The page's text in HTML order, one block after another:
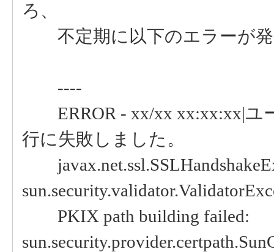
ろ、
不定期に以下のエラーが発
----
ERROR - xx/xx xx:xx:xx|ユ
行に失敗しました。
PKIX path building failed: